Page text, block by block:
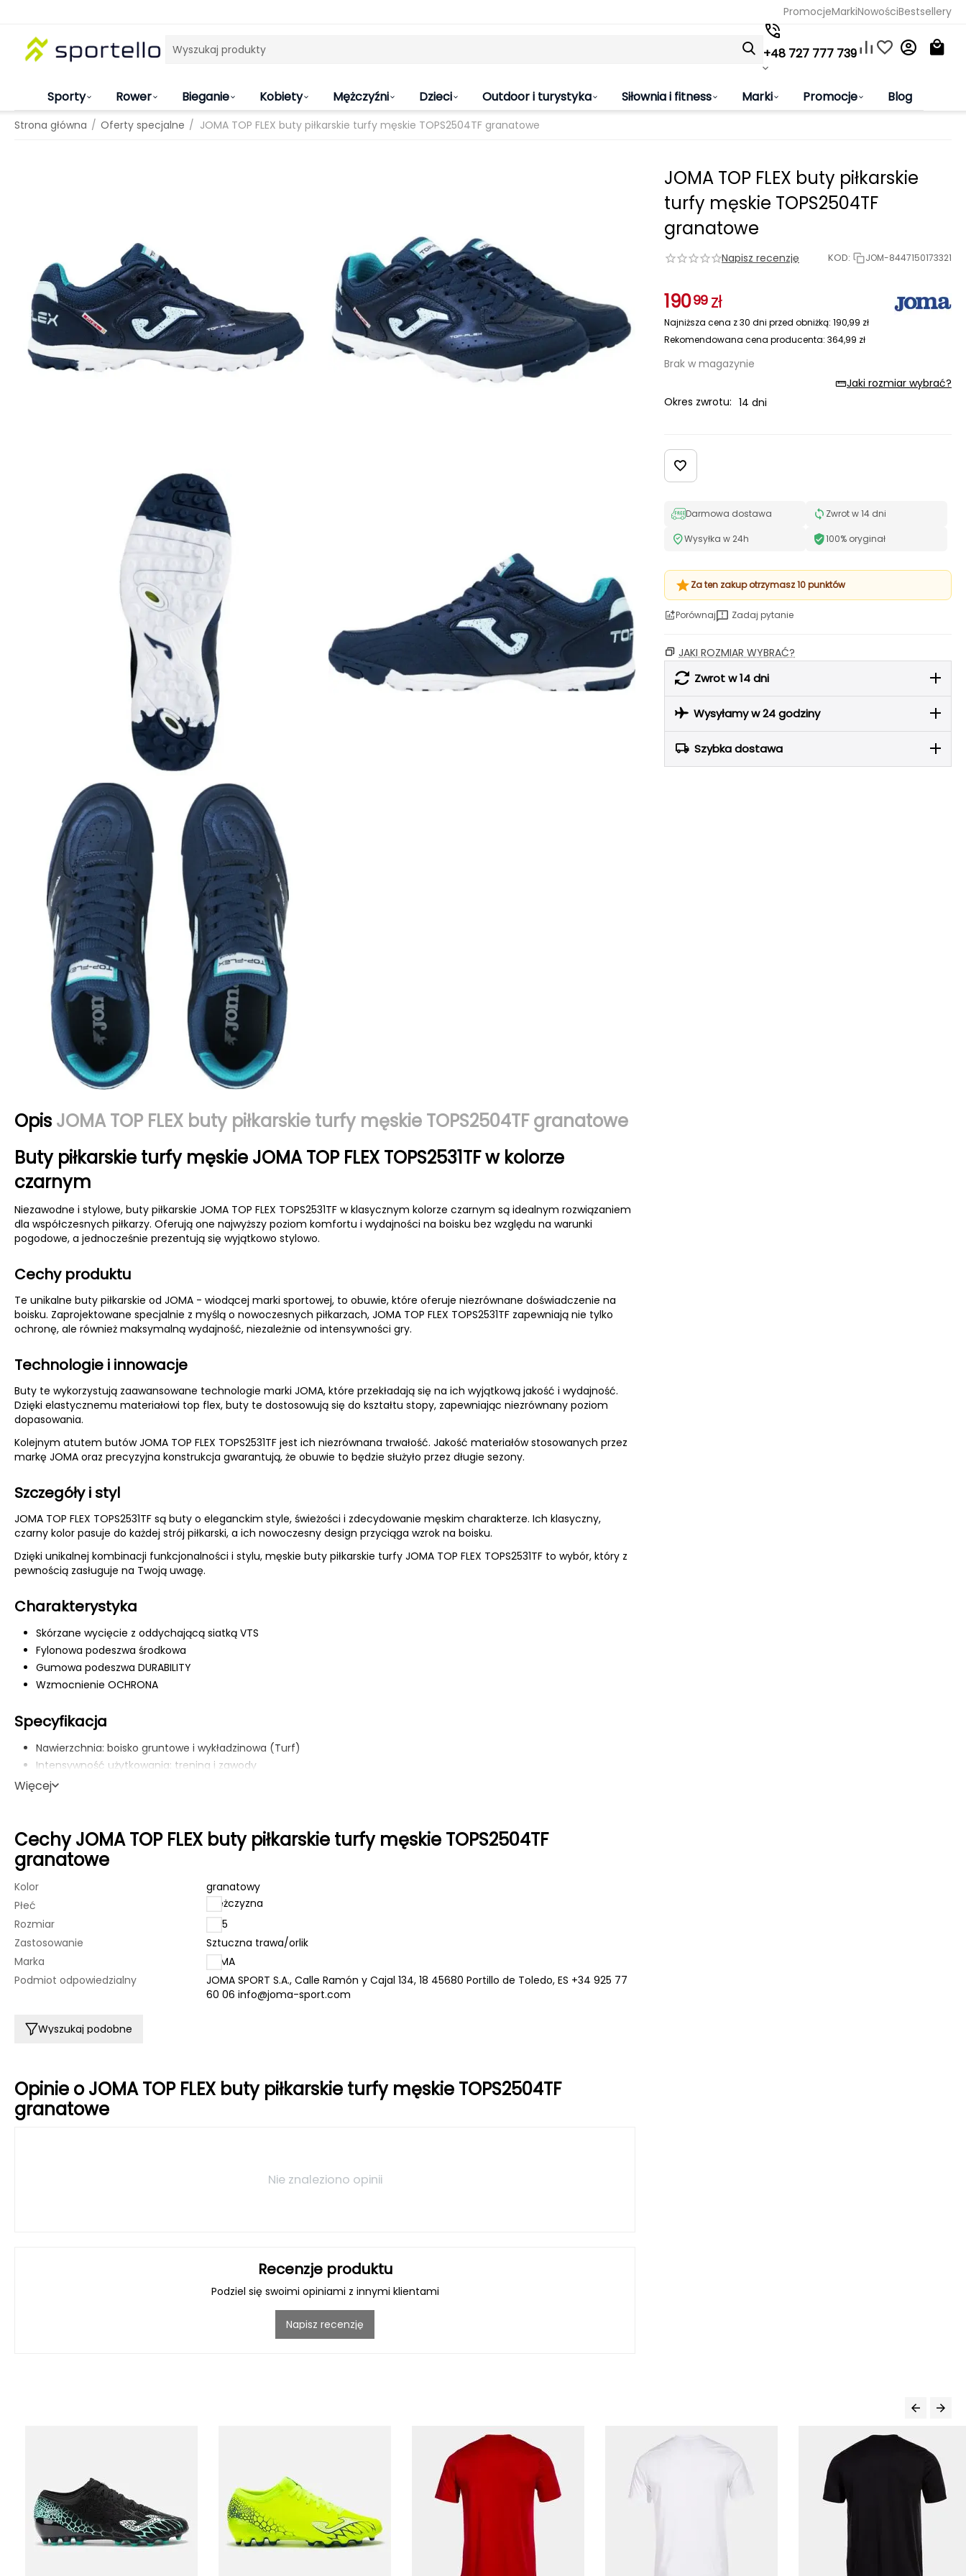
PromocjeMarkiNowościBestsellery
+48 727 777 739
Sporty Rower Bieganie Kobiety Mężczyźni Dzieci Outdoor i turystyka Siłownia i fitness Marki Promocje Blog
Strona główna / Oferty specjalne / JOMA TOP FLEX buty piłkarskie turfy męskie TOPS2504TF granatowe
JOMA TOP FLEX buty piłkarskie
turfy męskie TOPS2504TF
granatowe
Napisz recenzję KOD: JOM-8447150173321
19099 zł
Najniższa cena z 30 dni przed obniżką: 190,99 zł
Rekomendowana cena producenta: 364,99 zł
Brak w magazynie
Jaki rozmiar wybrać?
Okres zwrotu: 14 dni
Darmowa dostawa Zwrot w 14 dni
Wysyłka w 24h 100% oryginał
Za ten zakup otrzymasz 10 punktów
Porównaj Zadaj pytanie
JAKI ROZMIAR WYBRAĆ?
Zwrot w 14 dni
Wysyłamy w 24 godziny
Szybka dostawa
Opis JOMA TOP FLEX buty piłkarskie turfy męskie TOPS2504TF granatowe
Buty piłkarskie turfy męskie JOMA TOP FLEX TOPS2531TF w kolorze
czarnym
Niezawodne i stylowe, buty piłkarskie JOMA TOP FLEX TOPS2531TF w klasycznym kolorze czarnym są idealnym rozwiązaniem
dla współczesnych piłkarzy. Oferują one najwyższy poziom komfortu i wydajności na boisku bez względu na warunki
pogodowe, a jednocześnie prezentują się wyjątkowo stylowo.
Cechy produktu
Te unikalne buty piłkarskie od JOMA - wiodącej marki sportowej, to obuwie, które oferuje niezrównane doświadczenie na
boisku. Zaprojektowane specjalnie z myślą o nowoczesnych piłkarzach, JOMA TOP FLEX TOPS2531TF zapewniają nie tylko
ochronę, ale również maksymalną wydajność, niezależnie od intensywności gry.
Technologie i innowacje
Buty te wykorzystują zaawansowane technologie marki JOMA, które przekładają się na ich wyjątkową jakość i wydajność.
Dzięki elastycznemu materiałowi top flex, buty te dostosowują się do kształtu stopy, zapewniając niezrównany poziom
dopasowania.
Kolejnym atutem butów JOMA TOP FLEX TOPS2531TF jest ich niezrównana trwałość. Jakość materiałów stosowanych przez
markę JOMA oraz precyzyjna konstrukcja gwarantują, że obuwie to będzie służyło przez długie sezony.
Szczegóły i styl
JOMA TOP FLEX TOPS2531TF są buty o eleganckim style, świeżości i zdecydowanie męskim charakterze. Ich klasyczny,
czarny kolor pasuje do każdej strój piłkarski, a ich nowoczesny design przyciąga wzrok na boisku.
Dzięki unikalnej kombinacji funkcjonalności i stylu, męskie buty piłkarskie turfy JOMA TOP FLEX TOPS2531TF to wybór, który z
pewnością zasługuje na Twoją uwagę.
Charakterystyka
Skórzane wycięcie z oddychającą siatką VTS
Fylonowa podeszwa środkowa
Gumowa podeszwa DURABILITY
Wzmocnienie OCHRONA
Specyfikacja
Nawierzchnia: boisko gruntowe i wykładzinowa (Turf)
Intensywność użytkowania: trening i zawody
Wydajność: wysoka
Więcej
Cechy JOMA TOP FLEX buty piłkarskie turfy męskie TOPS2504TF
granatowe
Kolor
granatowy
Płeć
mężczyzna
Rozmiar
40.5
Zastosowanie
Sztuczna trawa/orlik
Marka
JOMA
Podmiot odpowiedzialny
JOMA SPORT S.A., Calle Ramón y Cajal 134, 18 45680 Portillo de Toledo, ES +34 925 77
60 06info@joma-sport.com
Wyszukaj podobne
Opinie o JOMA TOP FLEX buty piłkarskie turfy męskie TOPS2504TF
granatowe
Nie znaleziono opinii
Recenzje produktu
Podziel się swoimi opiniami z innymi klientami
Napisz recenzję